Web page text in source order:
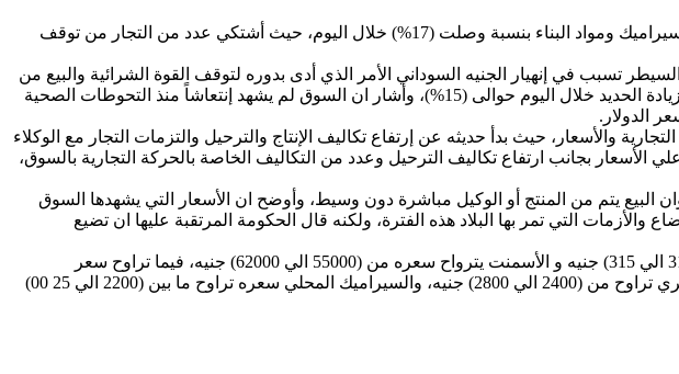
كشفت جولة بسوق السجانة قامت بها المندرة نيوز اليوم بسوق السجانة جنوب الخرطوم ارتفاع كبير في أسعار السيراميك ومواد البناء بنسبة وصلت (17%) خلال اليوم، حيث أشتكي عدد من التجار من توقف
تسبب في إنهيار الجنيه السوداني الأمر الذي أدى بدوره لتوقف القوة الشرائية والبيع من
جانبنا في نفس الوقت، وأبان ان زيادة الأسعار في مواد البناء مستمرة بصورة مضطردة وبشكل يومي حيث بلغت زيادة الحديد خلال اليوم حوالى (15%)، وأشار ان السوق لم يشهد إنتعاشاً منذ التحوطات الصحية
الدولار.
والأسعار، حيث بدأ حديثه عن إرتفاع تكاليف الإنتاج والترحيل والتزمات التجار مع الوكلاء
الأسعار بجانب ارتفاع تكاليف الترحيل وعدد من التكاليف الخاصة بالحركة التجارية بالسوق،
يتم من المنتج أو الوكيل مباشرة دون وسيط، وأوضح ان الأسعار التي يشهدها السوق
والأزمات التي تمر بها البلاد هذه الفترة، ولكنه قال الحكومة المرتقبة عليها ان تضيع
وتحصلت ^المندرة نيوز^ على قائمة من الأسعار بسوق السجانة اليوم الاثنين، حيث ترواح سعر السيخ الطن من (310 الي 315) جنيه و الأسمنت يترواح سعره من (55000 الي 62000) جنيه، فيما تراوح سعر
البورسلين الصيني من (4250 إلى 4500) جنيه والسقف المستعار بلغ سعره (1750) جنيه، أما سعر السيراميك المصري تراوح من (2400 الي 2800) جنيه، والسيراميك المحلي سعره تراوح ما بين (2200 الي 25 00)